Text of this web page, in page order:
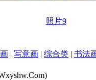
照片9
| 写意画 | 综合类 | 书法